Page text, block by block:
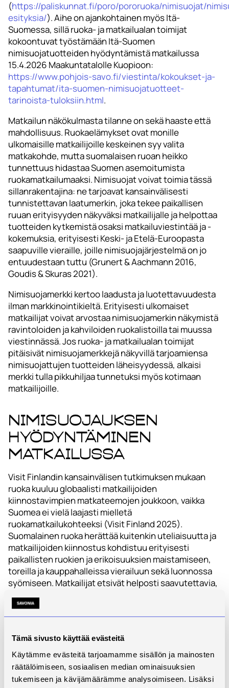
Tämä sivusto käyttää evästeitä
Käytämme evästeitä tarjoamamme sisällön ja mainosten
räätälöimiseen, sosiaalisen median ominaisuuksien
tukemiseen ja kävijämäärämme analysoimiseen. Lisäksi
(https://paliskunnat.fi/poro/pororuoka/nimisuojat/
esityksia/). Aihe on ajankohtainen myös Itä-
Suomessa, sillä ruoka- ja matkailualan toimijat
kokoontuvat työstämään Itä-Suomen
nimisuojatuotteiden hyödyntämistä matkailussa
15.4.2026 Maakuntatalolle Kuopioon:
https://www.pohjois-savo.fi/viestinta/kokoukset-ja-
tapahtumat/ita-suomen-nimisuojatuotteet-
tarinoista-tuloksiin.html.
Matkailun näkökulmasta tilanne on sekä haaste että
mahdollisuus. Ruokaelämykset ovat monille
ulkomaisille matkailijoille keskeinen syy valita
matkakohde, mutta suomalaisen ruoan heikko
tunnettuus hidastaa Suomen asemoitumista
ruokamatkailumaaksi. Nimisuojat voivat toimia tässä
sillanrakentajina: ne tarjoavat kansainvälisesti
tunnistettavan laatumerkin, joka tekee paikallisen
ruuan erityisyyden näkyväksi matkailijalle ja helpottaa
tuotteiden kytkemistä osaksi matkailuviestintää ja -
kokemuksia, erityisesti Keski- ja Etelä-Euroopasta
saapuville vieraille, joille nimisuojajärjestelmä on jo
entuudestaan tuttu (Grunert & Aachmann 2016,
Goudis & Skuras 2021).
Nimisuojamerkki kertoo laadusta ja luotettavuudesta
ilman markkinointikieltä. Erityisesti ulkomaiset
matkailijat voivat arvostaa nimisuojamerkin näkymistä
ravintoloiden ja kahviloiden ruokalistoilla tai muussa
viestinnässä. Jos ruoka- ja matkailualan toimijat
pitäisivät nimisuojamerkkejä näkyvillä tarjoamiensa
nimisuojattujen tuotteiden läheisyydessä, alkaisi
merkki tulla pikkuhiljaa tunnetuksi myös kotimaan
matkailijoille.
Nimisuojauksen
hyödyntäminen
matkailussa
Visit Finlandin kansainvälisen tutkimuksen mukaan
ruoka kuuluu globaalisti matkailijoiden
kiinnostavimpien matkateemojen joukkoon, vaikka
Suomea ei vielä laajasti mielletä
ruokamatkailukohteeksi (Visit Finland 2025).
Suomalainen ruoka herättää kuitenkin uteliaisuutta ja
matkailijoiden kiinnostus kohdistuu erityisesti
paikallisten ruokien ja erikoisuuksien maistamiseen,
toreilla ja kauppahalleissa vierailuun sekä luonnossa
syömiseen. Matkailijat etsivät helposti saavutettavia,
mutta aitoja elämyksiä, mahdollisuuksia maistaa
“oikeaa Suomea”. Nimisuojatut tuotteet vastaavat
tähän odotukseen luontevasti, sillä ne tekevät
sekä yhdistävät raaka-aineet, perinteet ja
maantieteeseen sidotun tarinan osaksi
matkailukokemusta.